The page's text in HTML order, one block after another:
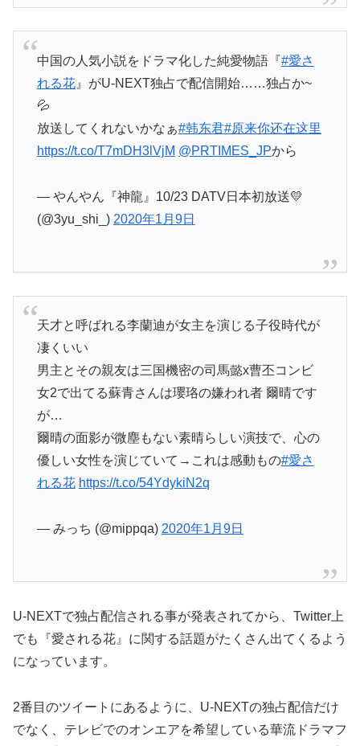
中国の人気小説をドラマ化した純愛物語『#愛さ
れる花』がU-NEXT独占で配信開始……独占か~
💦
放送してくれないかなぁ#韩东君#原来你还在这里
https://t.co/T7mDH3lVjM @PRTIMES_JPから
— やんやん『神龍』10/23 DATV日本初放送💛
(@3yu_shi_) 2020年1月9日
天才と呼ばれる李蘭迪が女主を演じる子役時代が
凄くいい
男主とその親友は三国機密の司馬懿x曹丕コンビ
女2で出てる蘇青さんは瓔珞の嫌われ者 爾晴です
が…
爾晴の面影が微塵もない素晴らしい演技で、心の
優しい女性を演じていて→これは感動もの#愛さ
れる花 https://t.co/54YdykiN2q
— みっち (@mippqa) 2020年1月9日
U-NEXTで独占配信される事が発表されてから、Twitter上
でも『愛される花』に関する話題がたくさん出てくるよう
になっています。
2番目のツイートにあるように、U-NEXTの独占配信だけ
でなく、テレビでのオンエアを希望している華流ドラマフ